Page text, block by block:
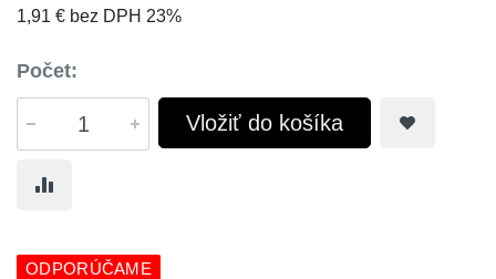
1,91 € bez DPH 23%
Počet:
Vložiť do košíka
ODPORÚČAME